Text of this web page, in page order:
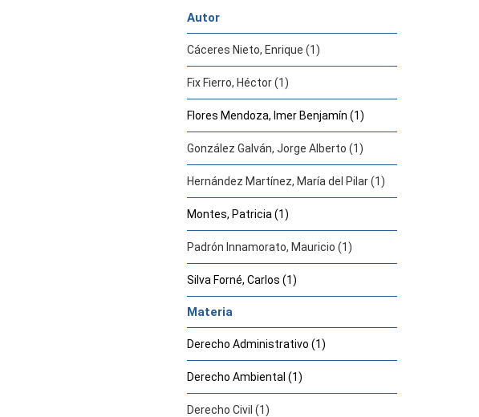
Autor
Cáceres Nieto, Enrique (1)
Fix Fierro, Héctor (1)
Flores Mendoza, Imer Benjamín (1)
González Galván, Jorge Alberto (1)
Hernández Martínez, María del Pilar (1)
Montes, Patricia (1)
Padrón Innamorato, Mauricio (1)
Silva Forné, Carlos (1)
Materia
Derecho Administrativo (1)
Derecho Ambiental (1)
Derecho Civil (1)